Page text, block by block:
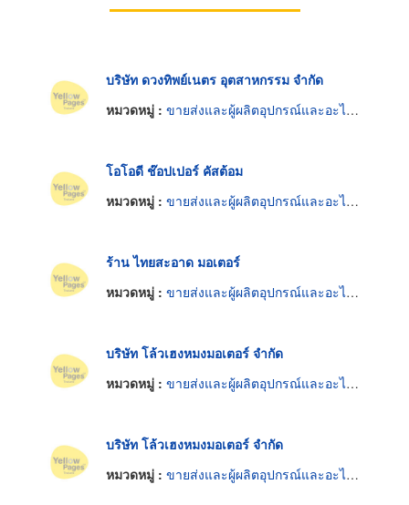
บริษัท ดวงทิพย์เนตร อุตสาหกรรม จำกัด
หมวดหมู่ : ขายส่งและผู้ผลิตอุปกรณ์และอะไหล่รถจักรยานยนต์และรถสกูตเตอร์
โอโอดี ช๊อปเปอร์ คัสต้อม
หมวดหมู่ : ขายส่งและผู้ผลิตอุปกรณ์และอะไหล่รถจักรยานยนต์และรถสกูตเตอร์
ร้าน ไทยสะอาด มอเตอร์
หมวดหมู่ : ขายส่งและผู้ผลิตอุปกรณ์และอะไหล่รถจักรยานยนต์และรถสกูตเตอร์
บริษัท โล้วเฮงหมงมอเตอร์ จำกัด
หมวดหมู่ : ขายส่งและผู้ผลิตอุปกรณ์และอะไหล่รถจักรยานยนต์และรถสกูตเตอร์
บริษัท โล้วเฮงหมงมอเตอร์ จำกัด
หมวดหมู่ : ขายส่งและผู้ผลิตอุปกรณ์และอะไหล่รถจักรยานยนต์และรถสกูตเตอร์